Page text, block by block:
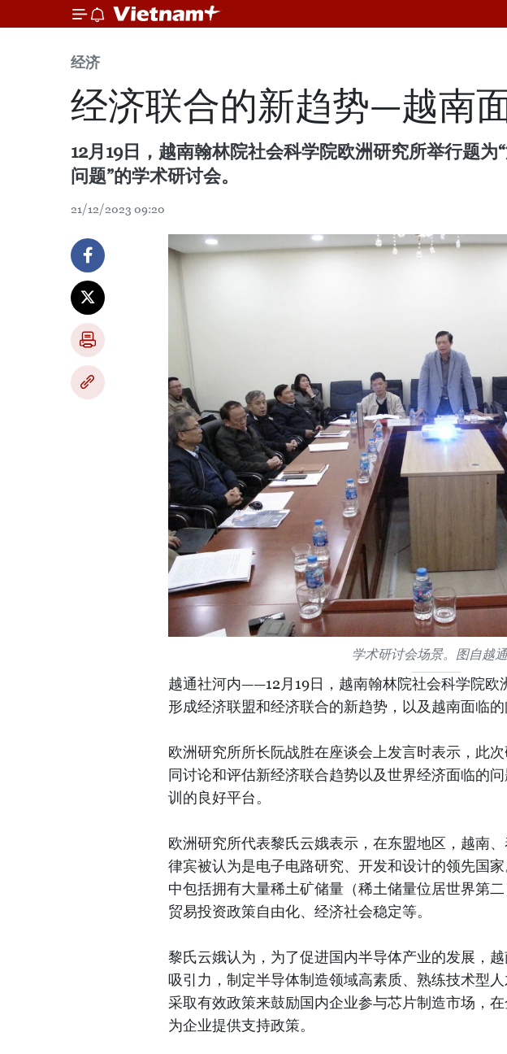
经济
经济联合的新趋势—越南
12月19日，越南翰林院社会科学院欧洲研究所举行题
问题”的学术研讨会。
21/12/2023 09:20
学术研讨会场景。图自越
越通社河内——12月19日，越南翰林院社会科学院欧
形成经济联盟和经济联合的新趋势，以及越南面临的
欧洲研究所所长阮战胜在座谈会上发言时表示，此
同讨论和评估新经济联合趋势以及世界经济面临的
训的良好平台。
欧洲研究所代表黎氏云娥表示，在东盟地区，越南
律宾被认为是电子电路研究、开发和设计的领先国
中包括拥有大量稀土矿储量（稀土储量位居世界第二
贸易投资政策自由化、经济社会稳定等。
黎氏云娥认为，为了促进国内半导体产业的发展，
吸引力，制定半导体制造领域高素质、熟练技术型
采取有效政策来鼓励国内企业参与芯片制造市场，
为企业提供支持政策。